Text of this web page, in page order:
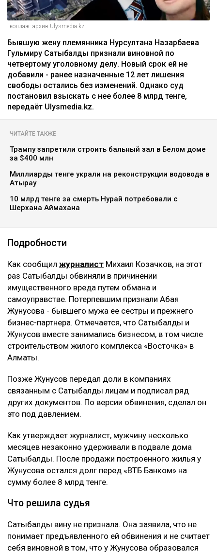
коллаж: архив Ulysmedia.kz
Бывшую жену племянника Нурсултана Назарбаева
Гульмиру Сатыбалды признали виновной по
четвертому уголовному делу. Новый срок ей не
добавили - ранее назначенные 12 лет лишения
свободы остались без изменений. Однако суд
постановил взыскать с нее более 8 млрд тенге,
передаёт Ulysmedia.kz.
ЧИТАЙТЕ ТАКЖЕ
Трампу запретили строить бальный зал в Белом доме
за $400 млн
Миллиарды тенге украли на реконструкции водовода в
Атырау
10 млрд тенге за смерть Нурай потребовали с
Шерхана Аймахана
Подробности
Как сообщил журналист Михаил Козачков, на этот
раз Сатыбалды обвиняли в причинении
имущественного вреда путем обмана и
самоуправстве. Потерпевшим признали Абая
Жунусова - бывшего мужа ее сестры и прежнего
бизнес-партнера. Отмечается, что Сатыбалды и
Жунусов вместе занимались бизнесом, в том числе
строительством жилого комплекса «Восточка» в
Алматы.
Позже Жунусов передал доли в компаниях
связанным с Сатыбалды лицам и подписал ряд
других документов. По версии обвинения, сделал он
это под давлением.
Как утверждает журналист, мужчину несколько
месяцев незаконно удерживали в подвале дома
Сатыбалды. После продажи построенного жилья у
Жунусова остался долг перед «ВТБ Банком» на
сумму более 8 млрд тенге.
Что решила судья
Сатыбалды вину не признала. Она заявила, что не
понимает предъявленного ей обвинения и не считает
себя виновной в том, что у Жунусова образовался